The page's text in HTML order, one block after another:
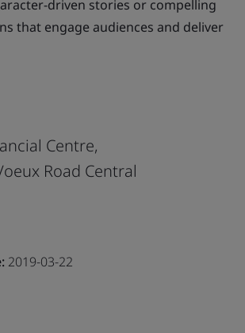
driven stories or compelling
that engage audiences and deliver
Centre,
Road Central
2019-03-22